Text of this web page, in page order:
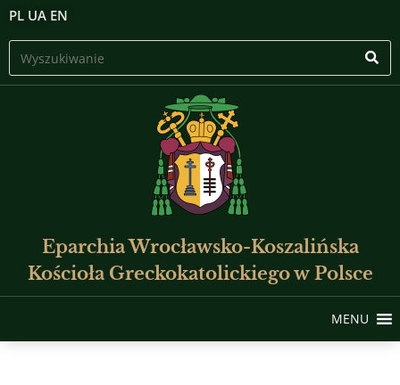
PL UA EN
Eparchia Wrocławsko-Koszalińska
Kościoła Greckokatolickiego w Polsce
MENU